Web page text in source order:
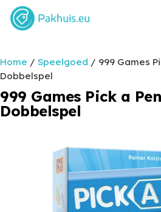
Home / Speelgoed / 999 Games
Dobbelspel
999 Games Pick a
Dobbelspel